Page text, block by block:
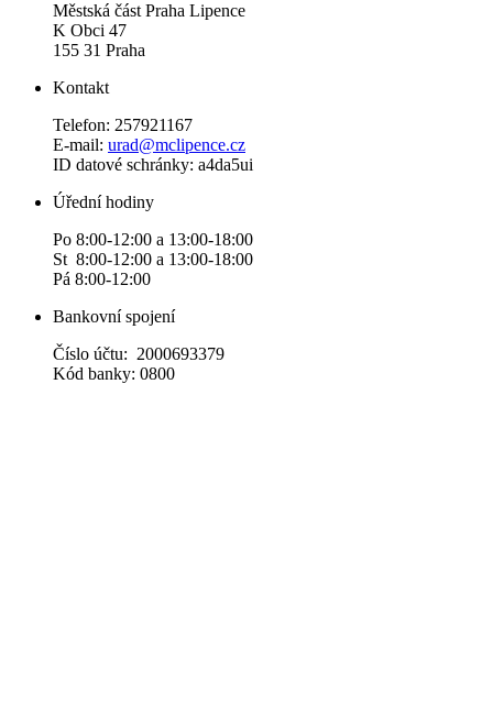
Městská část Praha Lipence
K Obci 47
155 31 Praha
Kontakt
Telefon: 257921167
E-mail: urad@mclipence.cz
ID datové schránky: a4da5ui
Úřední hodiny
Po 8:00-12:00 a 13:00-18:00
St 8:00-12:00 a 13:00-18:00
Pá 8:00-12:00
Bankovní spojení
Číslo účtu: 2000693379
Kód banky: 0800